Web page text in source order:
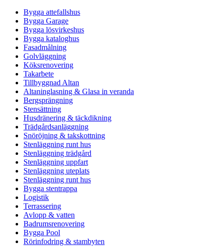
Bygga attefallshus
Bygga Garage
Bygga lösvirkeshus
Bygga kataloghus
Fasadmålning
Golvläggning
Köksrenovering
Takarbete
Tillbyggnad Altan
Altaninglasning & Glasa in veranda
Bergsprängning
Stensättning
Husdränering & täckdikning
Trädgårdsanläggning
Snöröjning & takskottning
Stenläggning runt hus
Stenläggning trädgård
Stenläggning uppfart
Stenläggning uteplats
Stenläggning runt hus
Bygga stentrappa
Logistik
Terrassering
Avlopp & vatten
Badrumsrenovering
Bygga Pool
Rörinfodring & stambyten